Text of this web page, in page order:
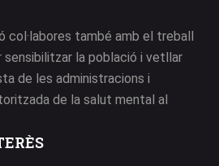
també amb el treball
sensibilitzar la població i vetllar
de les administracions i
de la salut mental al